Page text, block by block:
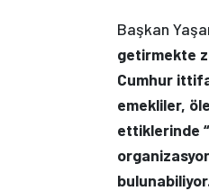
Başkan
getirmekte
Cumhur
emekliler,
ettiklerinde